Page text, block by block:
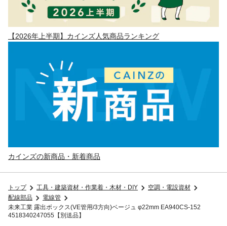
【2026年上半期】カインズ人気商品ランキング
カインズの新商品・新着商品
トップ 工具・建築資材・作業着・木材・DIY
空調・電設資材
配線部品
電線管
未来工業 露出ボックス(VE管用/3方向)ベージュ φ22mm EA940CS-152
4518340247055【別送品】